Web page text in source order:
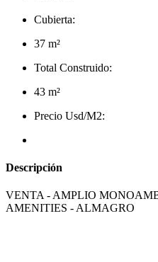
Cubierta:
37 m²
Total Construido:
43 m²
Precio Usd/M2:
Descripción
VENTA - AMPLIO
AMENITIES - ALMAGRO